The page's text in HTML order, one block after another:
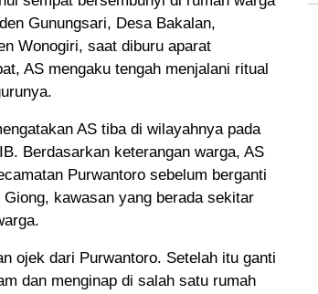
Gunungsari, Desa Bakalan,
Wonogiri, saat diburu aparat
AS mengaku tengah menjalani ritual
AS tiba di wilayahnya pada
Berdasarkan keterangan warga, AS
Purwantoro sebelum berganti
kawasan yang berada sekitar
ojek dari Purwantoro. Setelah itu ganti
dan menginap di salah satu rumah